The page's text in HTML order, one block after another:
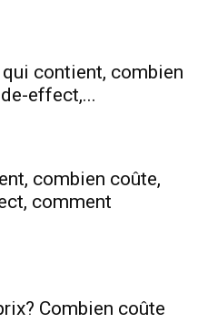
contient, combien
effect,...
combien coûte,
comment
Combien coûte